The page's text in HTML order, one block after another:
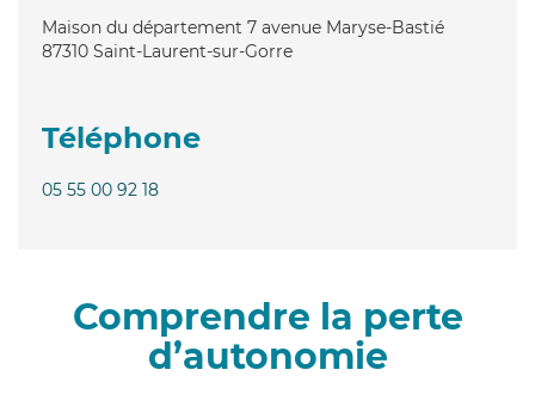
Maison du département 7 avenue Maryse-Bastié
87310 Saint-Laurent-sur-Gorre
Téléphone
05 55 00 92 18
Comprendre la perte
d’autonomie